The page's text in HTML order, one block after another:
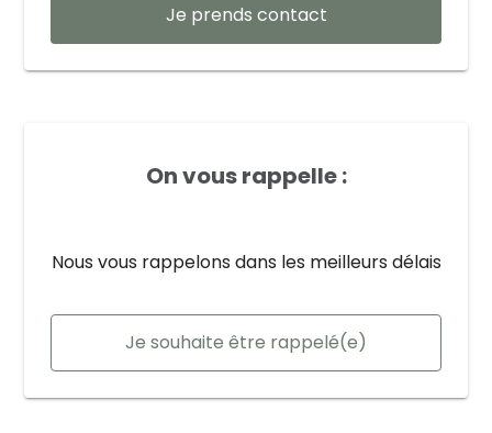
Je prends contact
On vous rappelle :
Nous vous rappelons dans les meilleurs délais
Je souhaite être rappelé(e)